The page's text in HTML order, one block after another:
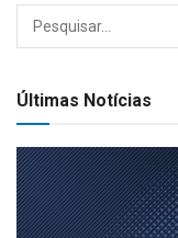
Últimas Notícias